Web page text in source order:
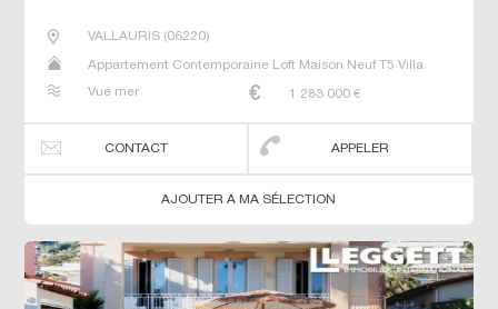
VALLAURIS(06220)
Appartement Contemporaine Loft Maison Neuf T5 Villa
Vue mer 1 283 000 €
CONTACT APPELER
AJOUTER A MA SÉLECTION